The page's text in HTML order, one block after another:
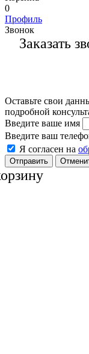
0
Профиль
Звонок
Заказать
Оставьте свои
подробной
Введите ваше имя
Введите ваш
Я согласен на